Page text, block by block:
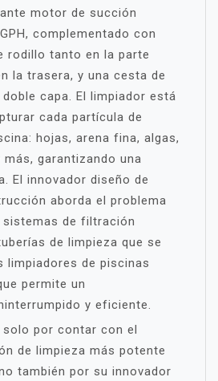
motor de succión
complementado con
rodillo tanto en la parte
la trasera, y una cesta de
capa. El limpiador está
cada partícula de
hojas, arena fina, algas,
garantizando una
El innovador diseño de
aborda el problema
de filtración
de limpieza que se
limpiadores de piscinas
permite un
y eficiente.
por contar con el
de limpieza más potente
también por su innovador